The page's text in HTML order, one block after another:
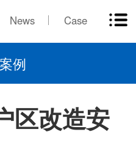
News Case
例
区改造安